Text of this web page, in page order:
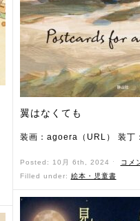
翼はなくても
装画：agoera（URL） 装丁
Posted: 10月 6th, 2024 ˑ
コメ
Filled under: 絵本・児童書